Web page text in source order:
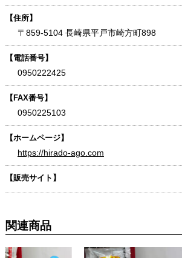
【住所】
〒859-5104 長崎県平戸市崎方町898
【電話番号】
0950222425
【FAX番号】
0950225103
【ホームページ】
https://hirado-ago.com
【販売サイト】
関連商品